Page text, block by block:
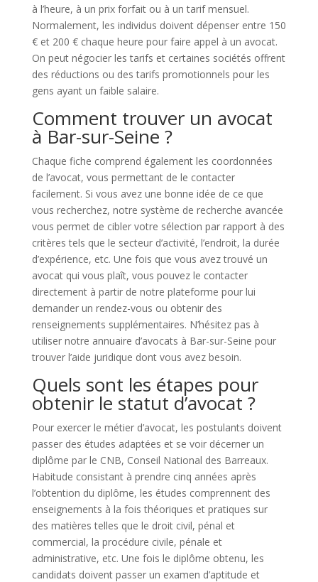
à l’heure, à un prix forfait ou à un tarif mensuel.
Normalement, les individus doivent dépenser entre 150
€ et 200 € chaque heure pour faire appel à un avocat.
On peut négocier les tarifs et certaines sociétés offrent
des réductions ou des tarifs promotionnels pour les
gens ayant un faible salaire.
Comment trouver un avocat
à Bar-sur-Seine ?
Chaque fiche comprend également les coordonnées
de l’avocat, vous permettant de le contacter
facilement. Si vous avez une bonne idée de ce que
vous recherchez, notre système de recherche avancée
vous permet de cibler votre sélection par rapport à des
critères tels que le secteur d’activité, l’endroit, la durée
d’expérience, etc. Une fois que vous avez trouvé un
avocat qui vous plaît, vous pouvez le contacter
directement à partir de notre plateforme pour lui
demander un rendez-vous ou obtenir des
renseignements supplémentaires. N’hésitez pas à
utiliser notre annuaire d’avocats à Bar-sur-Seine pour
trouver l’aide juridique dont vous avez besoin.
Quels sont les étapes pour
obtenir le statut d’avocat ?
Pour exercer le métier d’avocat, les postulants doivent
passer des études adaptées et se voir décerner un
diplôme par le CNB, Conseil National des Barreaux.
Habitude consistant à prendre cinq années après
l’obtention du diplôme, les études comprennent des
enseignements à la fois théoriques et pratiques sur
des matières telles que le droit civil, pénal et
commercial, la procédure civile, pénale et
administrative, etc. Une fois le diplôme obtenu, les
candidats doivent passer un examen d’aptitude et